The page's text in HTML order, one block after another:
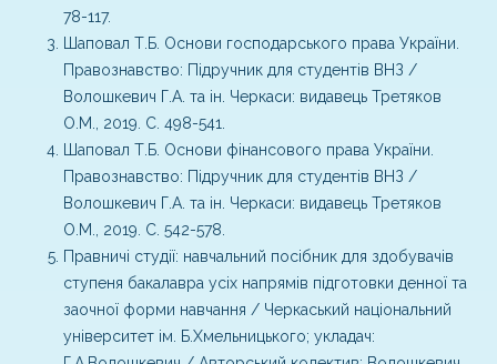
78-117.
Шаповал Т.Б. Основи господарського права України.
Правознавство: Підручник для студентів ВНЗ /
Волошкевич Г.А. та ін. Черкаси: видавець Третяков
О.М., 2019. С. 498-541.
Шаповал Т.Б. Основи фінансового права України.
Правознавство: Підручник для студентів ВНЗ /
Волошкевич Г.А. та ін. Черкаси: видавець Третяков
О.М., 2019. С. 542-578.
Правничі студії: навчальний посібник для здобувачів
ступеня бакалавра усіх напрямів підготовки денної та
заочної форми навчання / Черкаський національний
університет ім. Б.Хмельницького; укладач: